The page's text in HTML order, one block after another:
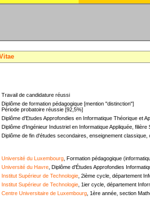
Travail de candidature réussi
Diplôme de formation pédagogique [mention "distinction"]
Période probatoire réussie [92,5%]
Diplôme d'Etudes Approfondies en Informatique Théorique et
Diplôme d'Ingénieur Industriel en Informatique Appliquée,
Diplôme de fin d'études secondaires, enseignement
Université du Luxembourg , Formation pédagogique
Université du Havre , Diplôme d'Études Approfondies
Institut Supérieur de Technologie , 2ième cycle, département
Institut Supérieur de Technologie , 1ier cycle, département
Centre Universitaire de Luxembourg , 1ère année, section